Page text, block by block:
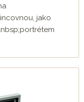
jako